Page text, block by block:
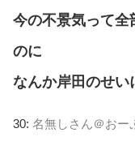
今の不景気って全
のに
なんか岸田のせい
30: 名無しさん＠おー